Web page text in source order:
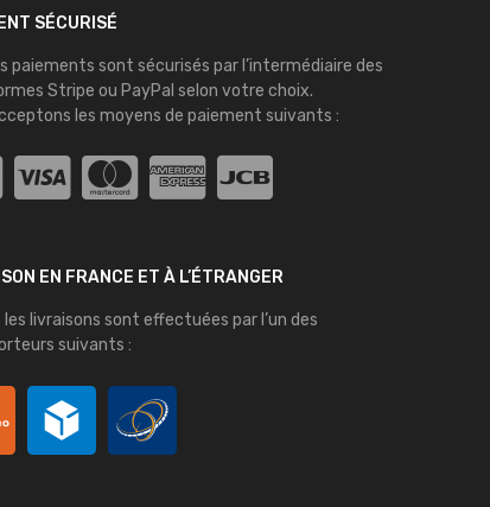
SÉCURISÉ
paiements sont sécurisés par l’intermédiaire des
Stripe ou PayPal selon votre choix.
les moyens de paiement suivants :
EN FRANCE ET À L’ÉTRANGER
livraisons sont effectuées par l’un des
suivants :